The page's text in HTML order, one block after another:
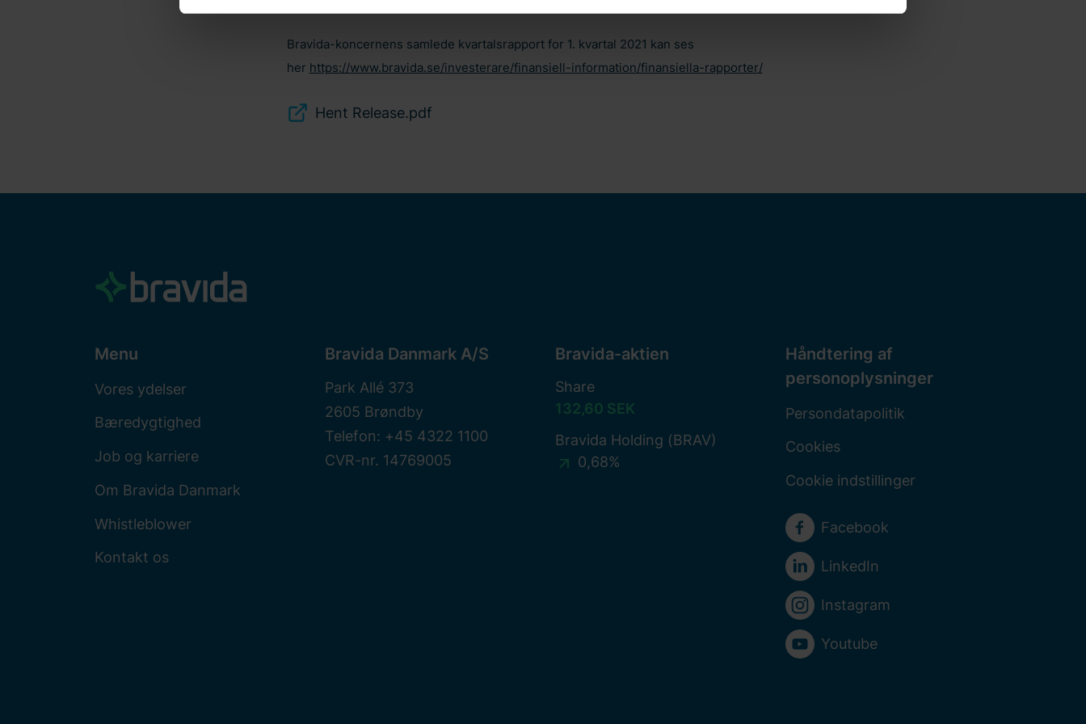
og behandling af personoplysninger. Du kan læse mere om brugen af cookiesherog voresprivatlivspolitikpå vores
personoplysninger. Indtast dit samtykke-ID og den dato, du kontaktede os vedrørende dit samtykke.
Bravida-koncernens samlede kvartalsrapport for 1. kvartal 2021 kan ses
her https://www.bravida.se/investerare/finansiell-information/finansiella-rapporter/
Hent Release.pdf
Menu
Vores ydelser
Bæredygtighed
Job og karriere
Om Bravida Danmark
Whistleblower
Kontakt os
Bravida Danmark A/S
Park Allé 373
2605 Brøndby
Telefon: +45 4322 1100
CVR-nr. 14769005
Bravida-aktien
Share
132,60 SEK
Bravida Holding (BRAV)
0,68%
Håndtering af
personoplysninger
Persondatapolitik
Cookies
Cookie indstillinger
Sociale medier
Facebook
LinkedIn
Instagram
Youtube